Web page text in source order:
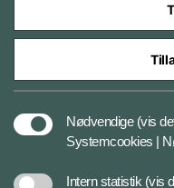
Styrelser og
Nødvendige (vis
Systemcookies |
Intern statistik (vis